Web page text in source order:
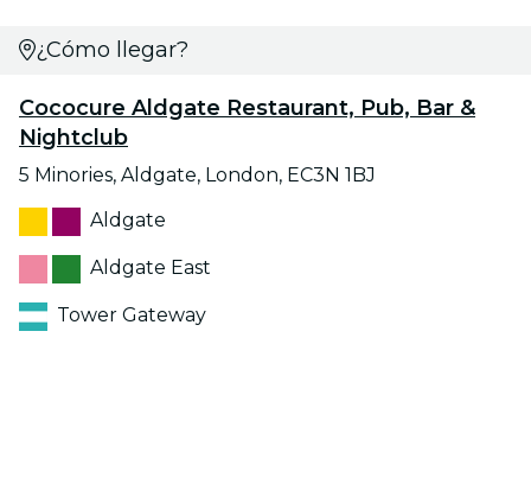
¿Cómo llegar?
Cococure Aldgate Restaurant, Pub, Bar &
Nightclub
5 Minories, Aldgate, London, EC3N 1BJ
Aldgate
Aldgate East
Tower Gateway